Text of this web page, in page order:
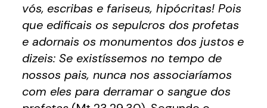
vós, escribas e fariseus, hipócritas! Pois
que edificais os sepulcros dos profetas
e adornais os monumentos dos justos e
dizeis: Se existíssemos no tempo de
nossos pais, nunca nos associaríamos
com eles para derramar o sangue dos